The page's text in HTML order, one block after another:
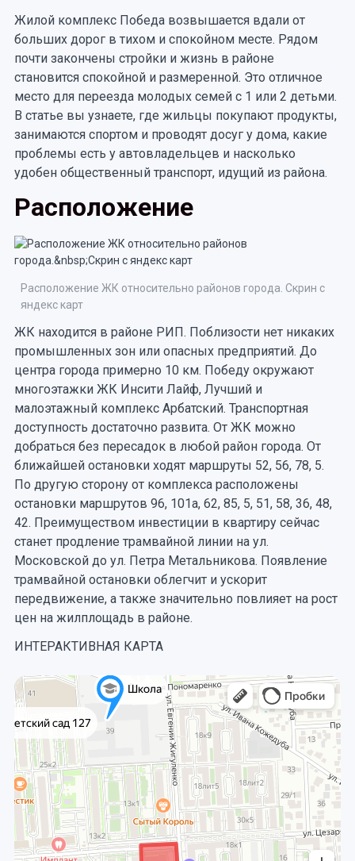
Жилой комплекс Победа возвышается вдали от
больших дорог в тихом и спокойном месте. Рядом
почти закончены стройки и жизнь в районе
становится спокойной и размеренной. Это отличное
место для переезда молодых семей с 1 или 2 детьми.
В статье вы узнаете, где жильцы покупают продукты,
занимаются спортом и проводят досуг у дома, какие
проблемы есть у автовладельцев и насколько
удобен общественный транспорт, идущий из района.
Расположение
Расположение ЖК относительно районов города. Скрин с
яндекс карт
ЖК находится в районе РИП. Поблизости нет никаких
промышленных зон или опасных предприятий. До
центра города примерно 10 км. Победу окружают
многоэтажки ЖК Инсити Лайф, Лучший и
малоэтажный комплекс Арбатский. Транспортная
доступность достаточно развита. От ЖК можно
добраться без пересадок в любой район города. От
ближайшей остановки ходят маршруты 52, 56, 78, 5.
По другую сторону от комплекса расположены
остановки маршрутов 96, 101а, 62, 85, 5, 51, 58, 36, 48,
42. Преимуществом инвестиции в квартиру сейчас
станет продление трамвайной линии на ул.
Московской до ул. Петра Метальникова. Появление
трамвайной остановки облегчит и ускорит
передвижение, а также значительно повлияет на рост
цен на жилплощадь в районе.
ИНТЕРАКТИВНАЯ КАРТА